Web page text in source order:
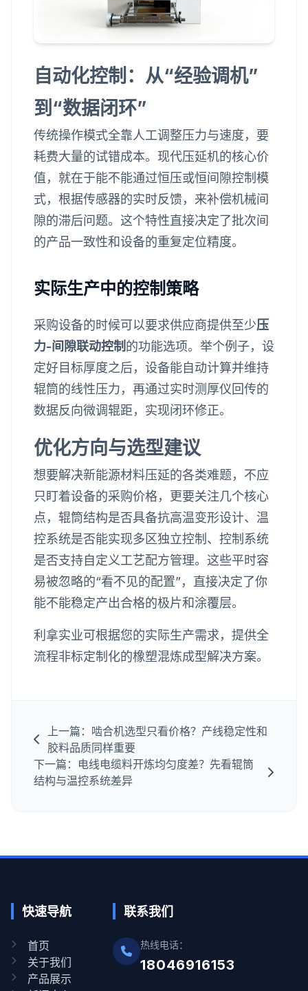
自动化控制：从“经验调机”
到“数据闭环”
传统操作模式全靠人工调整压力与速度，要
耗费大量的试错成本。现代压延机的核心价
值，就在于能不能通过恒压或恒间隙控制模
式，根据传感器的实时反馈，来补偿机械间
隙的滞后问题。这个特性直接决定了批次间
的产品一致性和设备的重复定位精度。
实际生产中的控制策略
采购设备的时候可以要求供应商提供至少压
力-间隙联动控制的功能选项。举个例子，设
定好目标厚度之后，设备能自动计算并维持
辊筒的线性压力，再通过实时测厚仪回传的
数据反向微调辊距，实现闭环修正。
优化方向与选型建议
想要解决新能源材料压延的各类难题，不应
只盯着设备的采购价格，更要关注几个核心
点，辊筒结构是否具备抗高温变形设计、温
控系统是否能实现多区独立控制、控制系统
是否支持自定义工艺配方管理。这些平时容
易被忽略的“看不见的配置”，直接决定了你
能不能稳定产出合格的极片和涂覆层。
利拿实业可根据您的实际生产需求，提供全
流程非标定制化的橡塑混炼成型解决方案。
上一篇：啮合机选型只看价格？产线稳定性和
胶料品质同样重要
下一篇：电线电缆料开炼均匀度差？先看辊筒
结构与温控系统差异
快速导航
首页
关于我们
产品展示
联系我们
热线电话：
18046916153